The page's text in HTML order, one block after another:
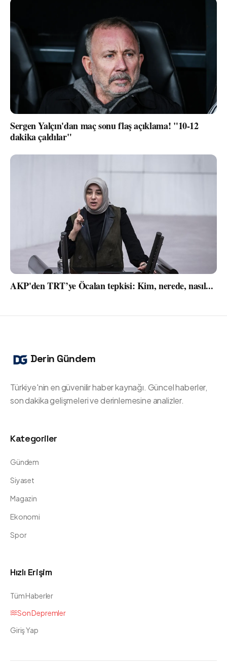
Sergen Yalçın'dan maç sonu flaş açıklama! "10-12
dakika çaldılar"
AKP'den TRT’ye Öcalan tepkisi: Kim, nerede, nasıl...
Derin Gündem
Türkiye'nin en güvenilir haber kaynağı. Güncel haberler,
son dakika gelişmeleri ve derinlemesine analizler.
Kategoriler
Gündem
Siyaset
Magazin
Ekonomi
Spor
Hızlı Erişim
Tüm Haberler
Son Depremler
Giriş Yap